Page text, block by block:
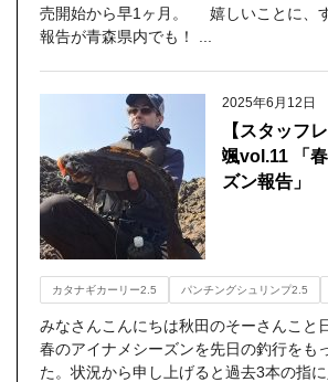
売開始から早1ヶ月。 嬉しいことに、
報告が青森県内でも！ ...
2025年6月12日
【スタッフ
颯vol.11 「
ズン報告」
カタナギカーリー2.5 パンチングシュリンプ2.5
みなさんこんにちは秋田のそーさんこ
春のアイナメシーズンを先日の釣行をも
た。状況から申し上げると過去3本の指に